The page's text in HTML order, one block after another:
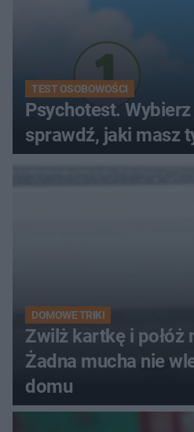
TEST OSOBOWOŚCI
Psychotest.
sprawdź, jaki masz
DOMOWE TRIKI
Zwilż kartkę i połóż
Żadna mucha nie
domu